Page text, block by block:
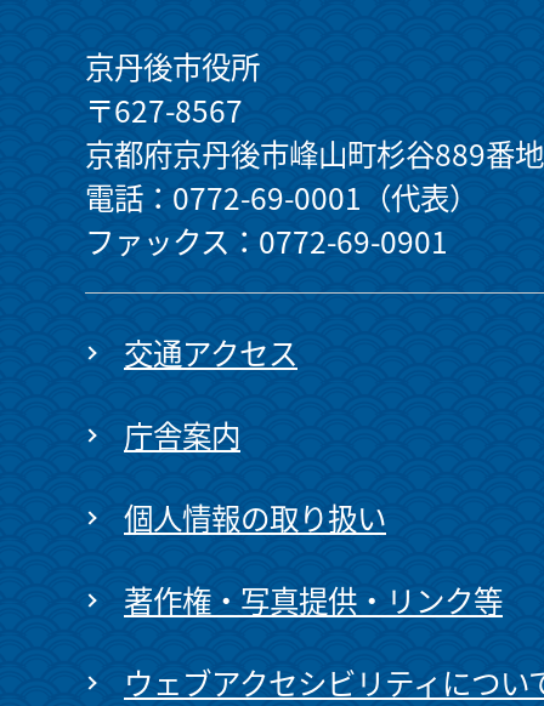
京丹後市役所
〒627-8567
京都府京丹後市峰山町杉谷889番地
電話：0772-69-0001（代表）
ファックス：0772-69-0901
交通アクセス
庁舎案内
個人情報の取り扱い
著作権・写真提供・リンク等
ウェブアクセシビリティについ